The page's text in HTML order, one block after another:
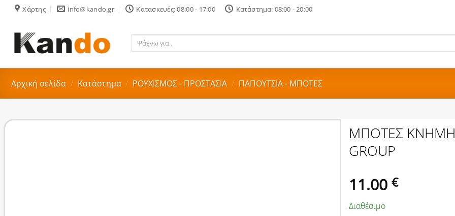
Skip
content
Χάρτης info@kando.gr Κατασκευές: 08:00 - 17:00 Κατάστημα: 08:00 - 20:00
Ψάχνω
Αρχική σελίδα / Κατάστημα / ΡΟΥΧΙΣΜΟΣ - ΠΡΟΣΤΑΣΙΑ / ΠΑΠΟΥΤΣΙΑ - ΜΠΟΤΕΣ
ΜΠΟΤΕΣ ΚΝΗΜΗΣ
GROUP
11.00 €
Διαθέσιμο